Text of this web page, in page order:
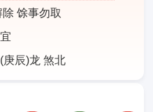
馀事勿取
庚辰)龙 煞北